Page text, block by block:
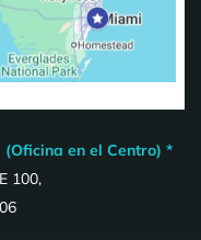
en el Centro) *
100,